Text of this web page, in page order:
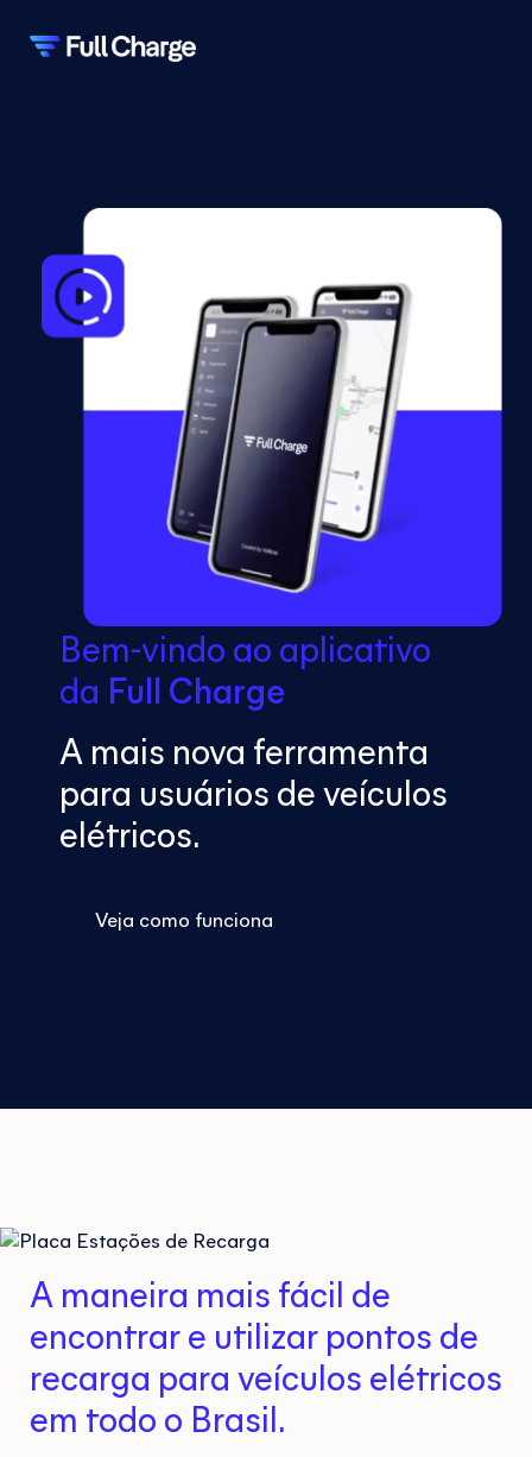
Bem-vindo ao aplicativo
da Full Charge
A mais nova ferramenta
para usuários de veículos
elétricos.
Veja como funciona
A maneira mais fácil de
encontrar e utilizar pontos de
recarga para veículos elétricos
em todo o Brasil.